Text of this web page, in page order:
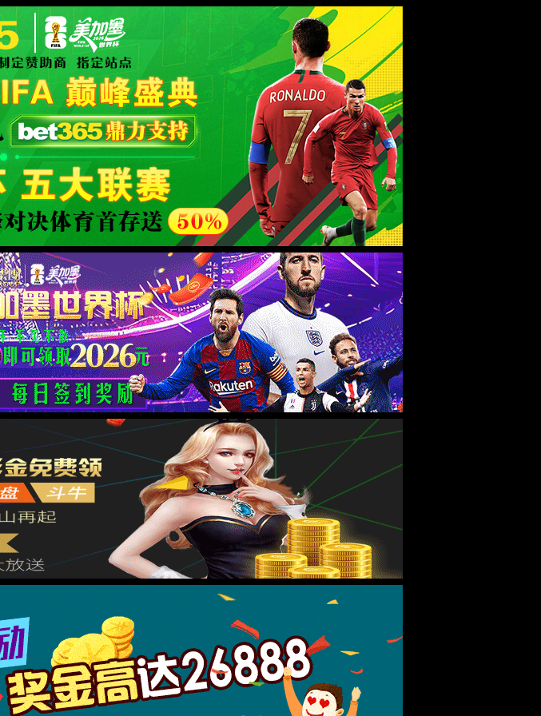
图
operation to
to verify